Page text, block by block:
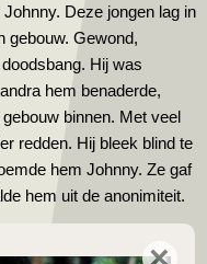
Deze jongen lag in
gebouw. Gewond,
Hij was
hem benaderde,
binnen. Met veel
redden. Hij bleek blind te
hem Johnny. Ze gaf
hem uit de anonimiteit.
een man die